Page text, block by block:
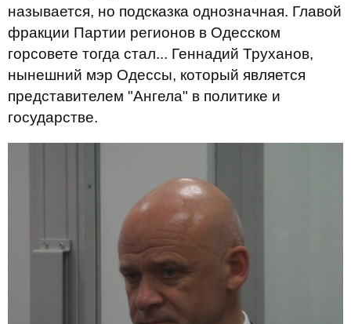
называется, но подсказка однозначная. Главой
фракции Партии регионов в Одесском
горсовете тогда стал... Геннадий Труханов,
нынешний мэр Одессы, который является
представителем "Ангела" в политике и
государстве.